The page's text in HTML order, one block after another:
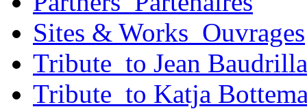
Sites & Works_Ouvrages
Tribute_to Jean
Tribute_to Katja